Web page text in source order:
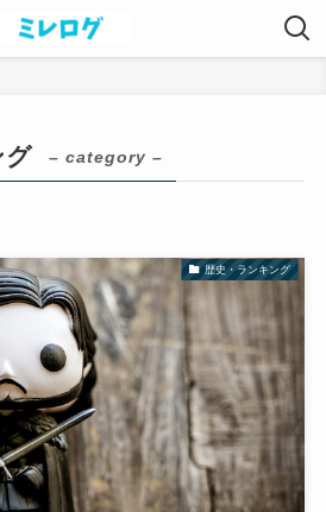
グ – category –
歴史・ランキング